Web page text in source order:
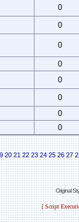
0
0
0
0
0
0
0
0
20 21 22 23 24 25 26 27
Original
[ Script